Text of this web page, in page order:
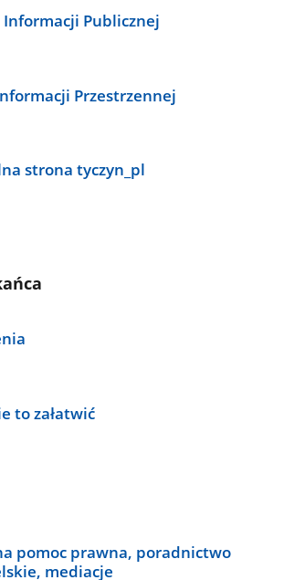
Publicznej
Przestrzennej
strona tyczyn_pl
to załatwić
pomoc prawna, poradnictwo
mediacje